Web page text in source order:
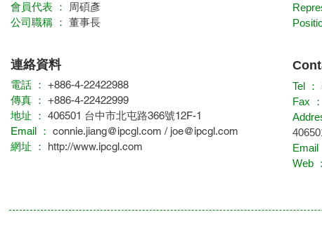
會員代表 ：
周碩彥
公司職稱 ： 董事長
連絡資料
電話 ： +886-4-22422988
傳真 ： +886-4-22422999
地址 ： 406501 台中市北屯路366號12F-1
Email ： connie.jiang@ipcgl.com / joe@ipcgl.com
網址 ：
http://www.ipcgl.com
Tel ：
Fax ：
Email
Web ：